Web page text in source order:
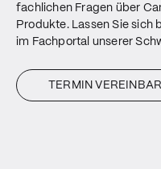
fachlichen Fragen über
Produkte. Lassen Sie sich
im Fachportal unserer
TERMIN